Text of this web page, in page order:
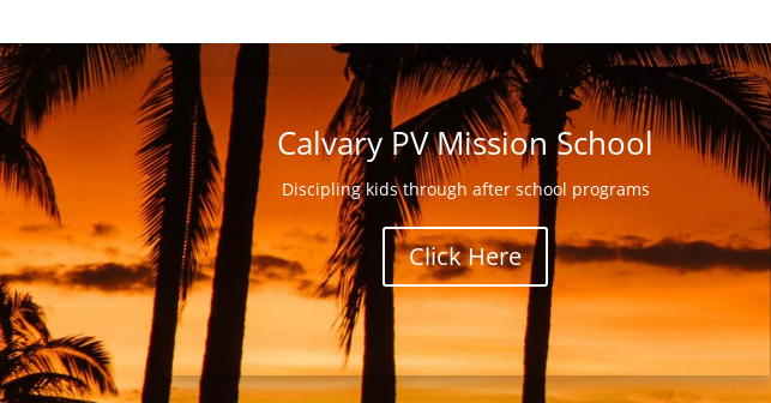
Calvary PV Mission School
Discipling kids through after school programs
Click Here